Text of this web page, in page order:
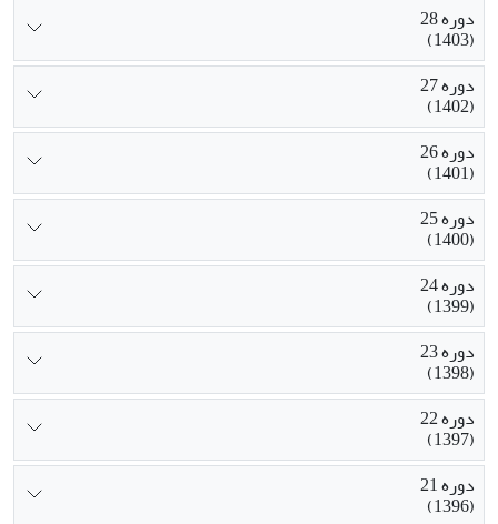
دوره 28
(1403)
دوره 27
(1402)
دوره 26
(1401)
دوره 25
(1400)
دوره 24
(1399)
دوره 23
(1398)
دوره 22
(1397)
دوره 21
(1396)